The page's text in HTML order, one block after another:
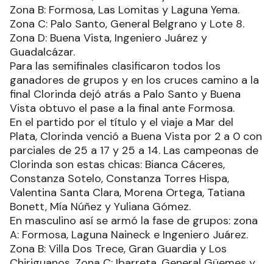
Zona B: Formosa, Las Lomitas y Laguna Yema.
Zona C: Palo Santo, General Belgrano y Lote 8.
Zona D: Buena Vista, Ingeniero Juárez y
Guadalcázar.
Para las semifinales clasificaron todos los
ganadores de grupos y en los cruces camino a la
final Clorinda dejó atrás a Palo Santo y Buena
Vista obtuvo el pase a la final ante Formosa.
En el partido por el título y el viaje a Mar del
Plata, Clorinda venció a Buena Vista por 2 a 0 con
parciales de 25 a 17 y 25 a 14. Las campeonas de
Clorinda son estas chicas: Bianca Cáceres,
Constanza Sotelo, Constanza Torres Hispa,
Valentina Santa Clara, Morena Ortega, Tatiana
Bonett, Mía Núñez y Yuliana Gómez.
En masculino así se armó la fase de grupos: zona
A: Formosa, Laguna Naineck e Ingeniero Juárez.
Zona B: Villa Dos Trece, Gran Guardia y Los